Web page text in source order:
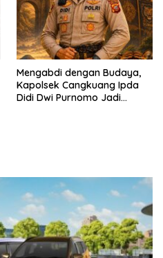
Mengabdi dengan Budaya,
Kapolsek Cangkuang Ipda
Didi Dwi Purnomo Jadi